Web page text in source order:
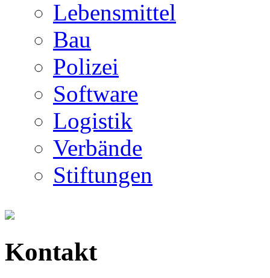
Lebensmittel
Bau
Polizei
Software
Logistik
Verbände
Stiftungen
Kontakt